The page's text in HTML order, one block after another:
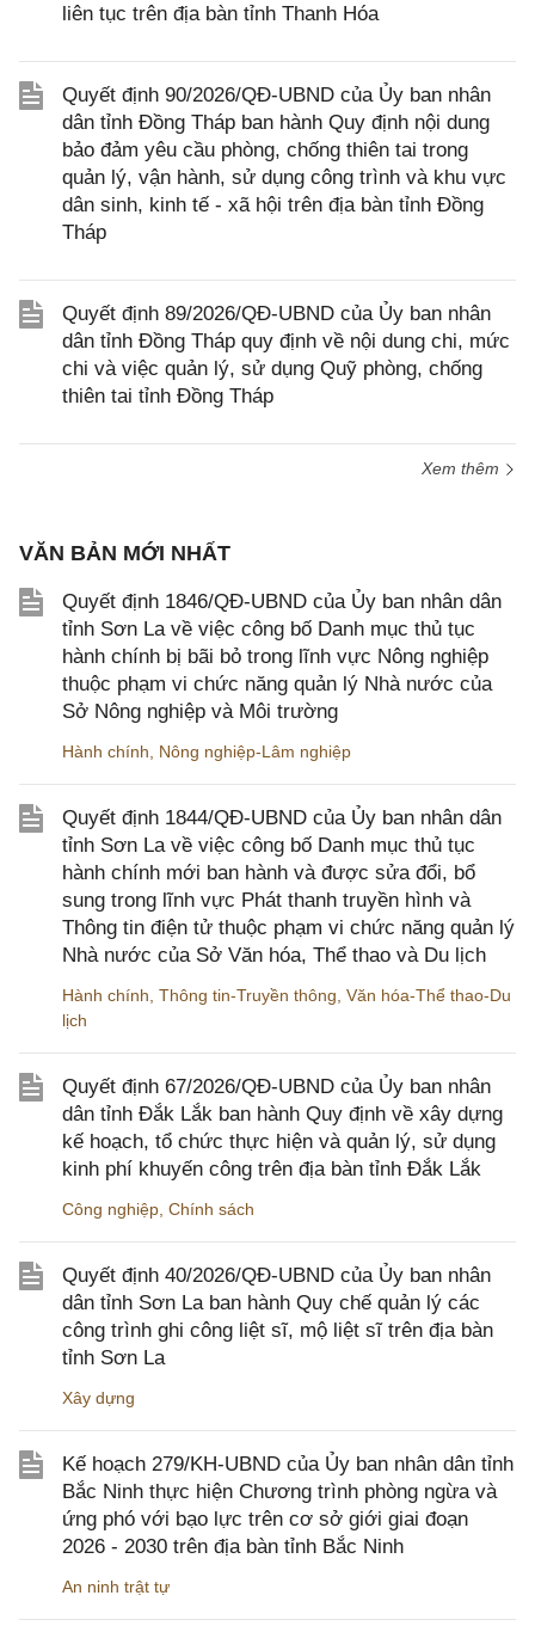
liên tục trên địa bàn tỉnh Thanh Hóa
Quyết định 90/2026/QĐ-UBND của Ủy ban nhân
dân tỉnh Đồng Tháp ban hành Quy định nội dung
bảo đảm yêu cầu phòng, chống thiên tai trong
quản lý, vận hành, sử dụng công trình và khu vực
dân sinh, kinh tế - xã hội trên địa bàn tỉnh Đồng
Tháp
Quyết định 89/2026/QĐ-UBND của Ủy ban nhân
dân tỉnh Đồng Tháp quy định về nội dung chi, mức
chi và việc quản lý, sử dụng Quỹ phòng, chống
thiên tai tỉnh Đồng Tháp
Xem thêm
VĂN BẢN MỚI NHẤT
Quyết định 1846/QĐ-UBND của Ủy ban nhân dân
tỉnh Sơn La về việc công bố Danh mục thủ tục
hành chính bị bãi bỏ trong lĩnh vực Nông nghiệp
thuộc phạm vi chức năng quản lý Nhà nước của
Sở Nông nghiệp và Môi trường
Hành chính Nông nghiệp-Lâm nghiệp
Quyết định 1844/QĐ-UBND của Ủy ban nhân dân
tỉnh Sơn La về việc công bố Danh mục thủ tục
hành chính mới ban hành và được sửa đổi, bổ
sung trong lĩnh vực Phát thanh truyền hình và
Thông tin điện tử thuộc phạm vi chức năng quản lý
Nhà nước của Sở Văn hóa, Thể thao và Du lịch
Hành chính Thông tin-Truyền thông Văn hóa-Thể thao-Du
lịch
Quyết định 67/2026/QĐ-UBND của Ủy ban nhân
dân tỉnh Đắk Lắk ban hành Quy định về xây dựng
kế hoạch, tổ chức thực hiện và quản lý, sử dụng
kinh phí khuyến công trên địa bàn tỉnh Đắk Lắk
Công nghiệp Chính sách
Quyết định 40/2026/QĐ-UBND của Ủy ban nhân
dân tỉnh Sơn La ban hành Quy chế quản lý các
công trình ghi công liệt sĩ, mộ liệt sĩ trên địa bàn
tỉnh Sơn La
Xây dựng
Kế hoạch 279/KH-UBND của Ủy ban nhân dân tỉnh
Bắc Ninh thực hiện Chương trình phòng ngừa và
ứng phó với bạo lực trên cơ sở giới giai đoạn
2026 - 2030 trên địa bàn tỉnh Bắc Ninh
An ninh trật tự